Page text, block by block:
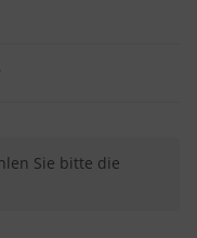
Sie bitte die